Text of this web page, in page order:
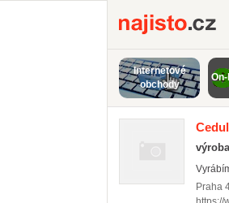
Internetové
obchody
Praha